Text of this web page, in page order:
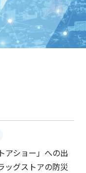
アショー」への出
ッグストアの防災